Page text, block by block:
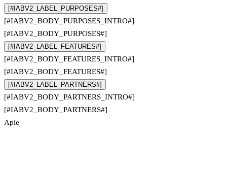
[#IABV2_LABEL_PURPOSES#]
[#IABV2_BODY_PURPOSES_INTRO#]
[#IABV2_BODY_PURPOSES#]
[#IABV2_LABEL_FEATURES#]
[#IABV2_BODY_FEATURES_INTRO#]
[#IABV2_BODY_FEATURES#]
[#IABV2_LABEL_PARTNERS#]
[#IABV2_BODY_PARTNERS_INTRO#]
[#IABV2_BODY_PARTNERS#]
Apie